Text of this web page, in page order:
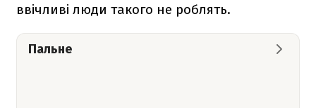
ввічливі люди такого не роблять.
Пальне